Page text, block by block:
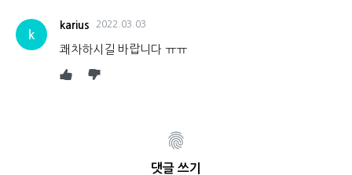
k
karius 2022.03.03
쾌차하시길 바랍니다 ㅠㅠ
댓글 쓰기